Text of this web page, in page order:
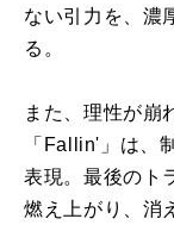
ない引力を、濃
る。
また、理性が崩
「Fallin'」は、
表現。最後のト
燃え上がり、消